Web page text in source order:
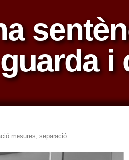
i
mesures separació